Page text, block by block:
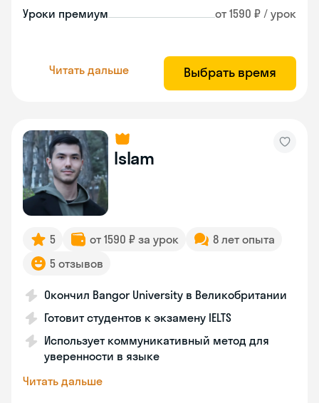
Уроки премиум от 1590 ₽ / урок
Читать дальше Выбрать время
Islam
5 от 1590 ₽ за урок
8 лет опыта
5 отзывов
Окончил Bangor University в Великобритании
Готовит студентов к экзамену IELTS
Использует коммуникативный метод для
уверенности в языке
Читать дальше